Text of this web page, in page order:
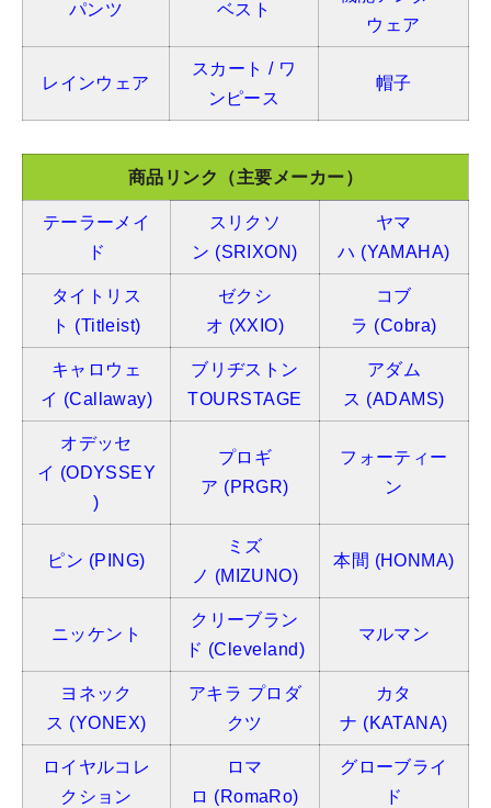
パンツ ベスト
ウェア
レインウェア
スカート / ワ
ンピース
帽子
商品リンク（主要メーカー）
テーラーメイ
ド
スリクソ
ン (SRIXON)
ヤマ
ハ (YAMAHA)
タイトリス
ト (Titleist)
ゼクシ
オ (XXIO)
コブ
ラ (Cobra)
キャロウェ
イ (Callaway)
ブリヂストン
TOURSTAGE
アダム
ス (ADAMS)
オデッセ
イ (ODYSSEY
)
プロギ
ア (PRGR)
フォーティー
ン
ピン (PING)
ミズ
ノ (MIZUNO)
本間 (HONMA)
ニッケント
クリーブラン
ド (Cleveland)
マルマン
ヨネック
ス (YONEX)
アキラ プロダ
クツ
カタ
ナ (KATANA)
ロイヤルコレ
クション
ロマ
ロ (RomaRo)
グローブライ
ド